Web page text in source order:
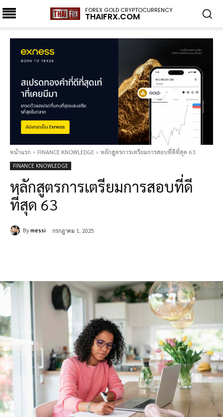
FOREX GOLD CRYPTOCURRENCY
THAIFRX.COM
หน้าแรก FINANCE KNOWLEDGE หลักสูตรการเตรียมการสอบที่ดีที่สุด 63
FINANCE KNOWLEDGE
หลักสูตรการเตรียมการสอบที่ดี
ที่สุด 63
By messi กรกฎาคม 1, 2025